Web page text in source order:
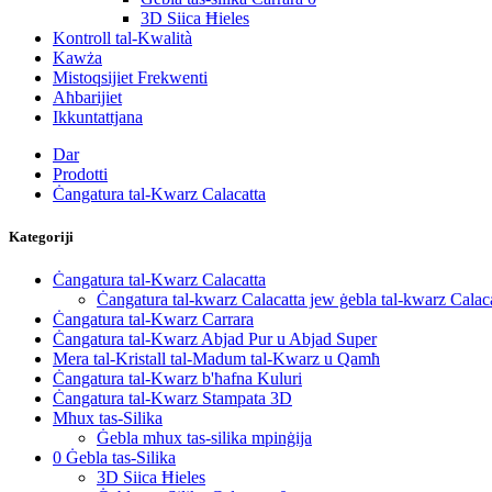
3D Siica Ħieles
Kontroll tal-Kwalità
Kawża
Mistoqsijiet Frekwenti
Aħbarijiet
Ikkuntattjana
Dar
Prodotti
Ċangatura tal-Kwarz Calacatta
Kategoriji
Ċangatura tal-Kwarz Calacatta
Ċangatura tal-kwarz Calacatta jew ġebla tal-kwarz
Ċangatura tal-Kwarz Carrara
Ċangatura tal-Kwarz Abjad Pur u Abjad Super
Mera tal-Kristall tal-Madum tal-Kwarz u Qamħ
Ċangatura tal-Kwarz b'ħafna Kuluri
Ċangatura tal-Kwarz Stampata 3D
Mhux tas-Silika
Ġebla mhux tas-silika mpinġija
0 Ġebla tas-Silika
3D Siica Ħieles